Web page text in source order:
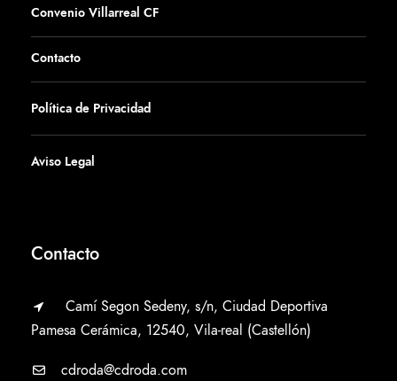
Convenio Villarreal CF
Contacto
Política de Privacidad
Aviso Legal
Contacto
Camí Segon Sedeny, s/n, Ciudad Deportiva
Pamesa Cerámica, 12540, Vila-real (Castellón)
cdroda@cdroda.com